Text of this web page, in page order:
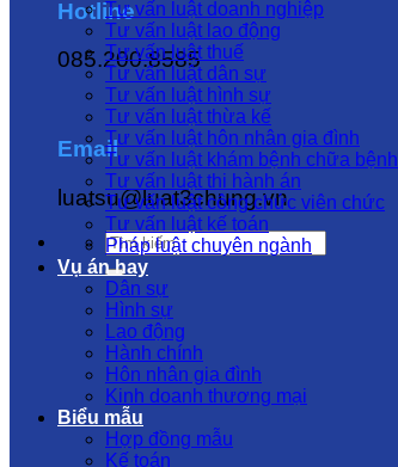
Hotline
085.200.8585
Email
luatsu@luat3chung.vn
Tư vấn luật doanh nghiệp
Tư vấn luật lao động
Tư vấn luật thuế
Tư vấn luật dân sự
Tư vấn luật hình sự
Tư vấn luật thừa kế
Tư vấn luật hôn nhân gia đình
Tư vấn luật khám bệnh chữa bệnh
Tư vấn luật thi hành án
Tư vấn luật công chức viên chức
Tư vấn luật kế toán
Pháp luật chuyên ngành
Vụ án hay
Dân sự
Hình sự
Lao động
Hành chính
Hôn nhân gia đình
Kinh doanh thương mại
Biểu mẫu
Hợp đồng mẫu
Kế toán